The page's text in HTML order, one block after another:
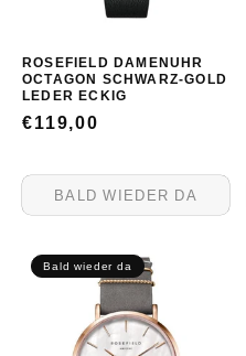
ROSEFIELD DAMENUHR
OCTAGON SCHWARZ-GOLD
LEDER ECKIG
NORMALER
€119,00
BALD WIEDER DA
Bald wieder da